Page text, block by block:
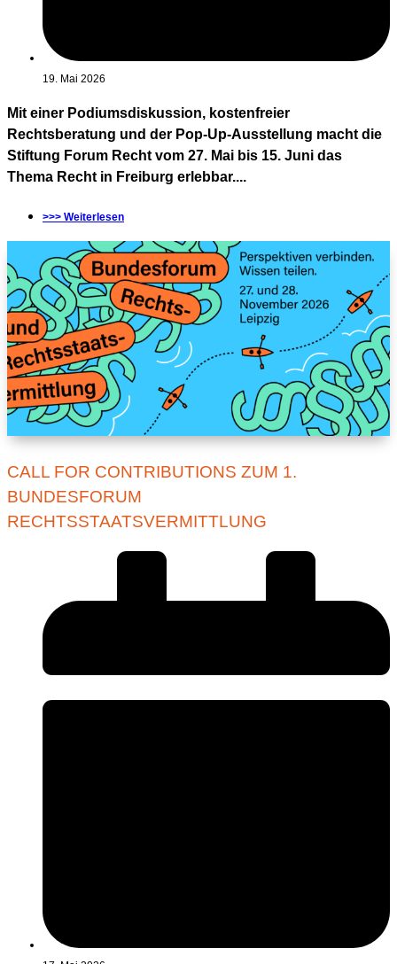
19. Mai 2026
Mit einer Podiumsdiskussion, kostenfreier
Rechtsberatung und der Pop-Up-Ausstellung macht die
Stiftung Forum Recht vom 27. Mai bis 15. Juni das
Thema Recht in Freiburg erlebbar....
>>> Weiterlesen
CALL FOR CONTRIBUTIONS ZUM 1.
BUNDESFORUM
RECHTSSTAATSVERMITTLUNG